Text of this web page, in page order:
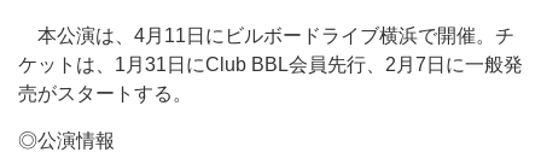
本公演は、4月11日にビルボードライブ横浜で開催。チ
ケットは、1月31日にClub BBL会員先行、2月7日に一般発
売がスタートする。
◎公演情報